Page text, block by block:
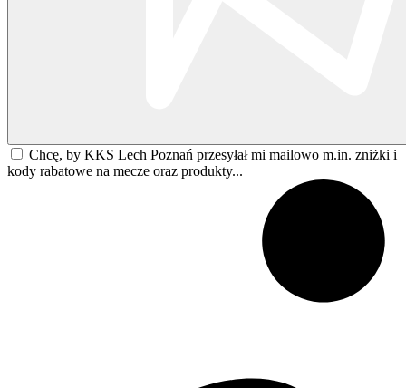
Chcę, by KKS Lech Poznań przesyłał mi mailowo m.in. zniżki i
kody rabatowe na mecze oraz produkty...